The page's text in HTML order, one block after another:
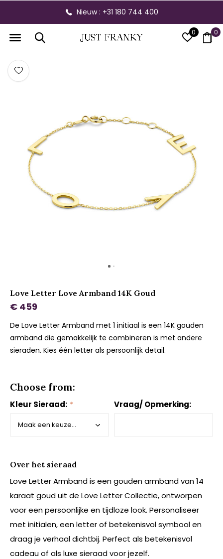
0 0
Nieuw : +31 180 744 400
Love Letter Love Armband 14K Goud
€ 459
De Love Letter Armband met 1 initiaal is een 14K gouden
armband die gemakkelijk te combineren is met andere
sieraden. Kies één letter als persoonlijk detail.
Choose from:
Kleur Sieraad: * Vraag/ Opmerking:
Over het sieraad
Love Letter Armband is een gouden armband van 14
karaat goud uit de Love Letter Collectie, ontworpen
voor een persoonlijke en tijdloze look. Personaliseer
met initialen, een letter of betekenisvol symbool en
draag je verhaal dichtbij. Perfect als betekenisvol
cadeau of als luxe sieraad voor jezelf.